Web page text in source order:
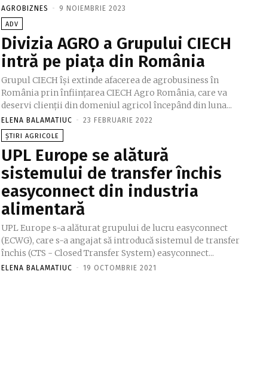
AGROBIZNES - 9 NOIEMBRIE 2023
ADV
Divizia AGRO a Grupului CIECH
intră pe piaţa din România
Grupul CIECH îşi extinde afacerea de agrobusiness în
România prin înfiinţarea CIECH Agro România, care va
deservi clienţii din domeniul agricol începând din luna...
ELENA BALAMATIUC - 23 FEBRUARIE 2022
ȘTIRI AGRICOLE
UPL Europe se alătură
sistemului de transfer închis
easyconnect din industria
alimentară
UPL Europe s-a alăturat grupului de lucru easyconnect
(ECWG), care s-a angajat să introducă sistemul de transfer
închis (CTS - Closed Transfer System) easyconnect...
ELENA BALAMATIUC - 19 OCTOMBRIE 2021